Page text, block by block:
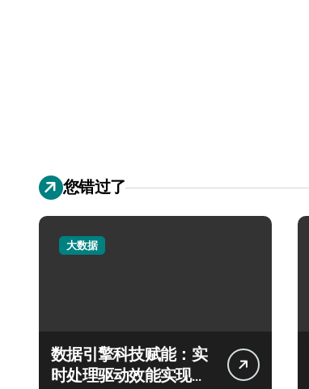
您错过了
大数据
数据引擎科技赋能：实
时处理驱动效能实现飞